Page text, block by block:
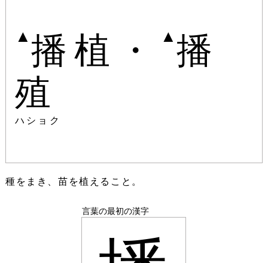
▲ 播植・ ▲ 播
殖
ハショク
種をまき、苗を植えること。
言葉の最初の漢字